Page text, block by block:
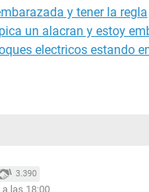
y tener la regla
un alacran y estoy
electricos estando
3.390
las 18:00